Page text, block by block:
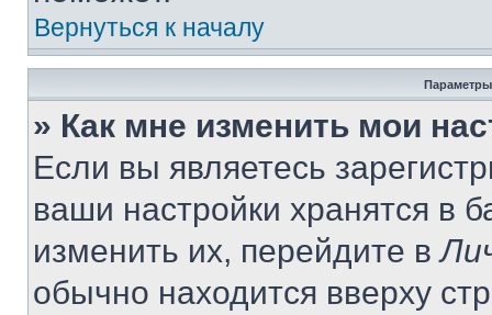
Вернуться к началу
Параметры
» Как мне изменить мои
Если вы являетесь
ваши настройки хранятся в
изменить их, перейдите в
обычно находится вверху